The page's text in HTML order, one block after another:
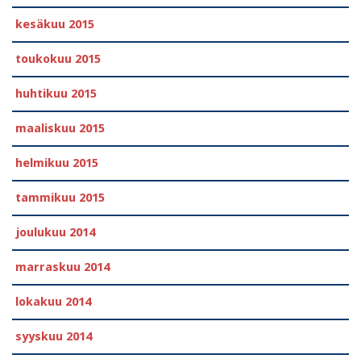
kesäkuu 2015
toukokuu 2015
huhtikuu 2015
maaliskuu 2015
helmikuu 2015
tammikuu 2015
joulukuu 2014
marraskuu 2014
lokakuu 2014
syyskuu 2014